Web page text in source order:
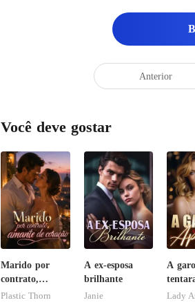
Anterior
Você deve gostar
Marido por
contrato,
amante de
Plastic Thorn
A ex-esposa
brilhante
Janie
A
Lady